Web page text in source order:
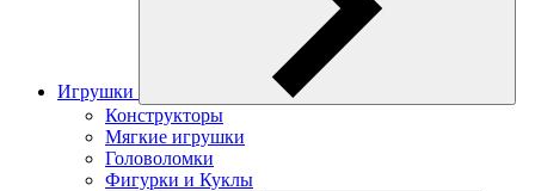
Игрушки
Конструкторы
Мягкие игрушки
Головоломки
Фигурки и Куклы